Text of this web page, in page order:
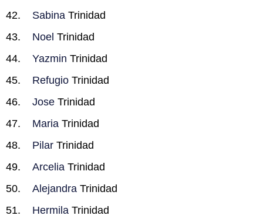
Sabina Trinidad
Noel Trinidad
Yazmin Trinidad
Refugio Trinidad
Jose Trinidad
Maria Trinidad
Pilar Trinidad
Arcelia Trinidad
Alejandra Trinidad
Hermila Trinidad